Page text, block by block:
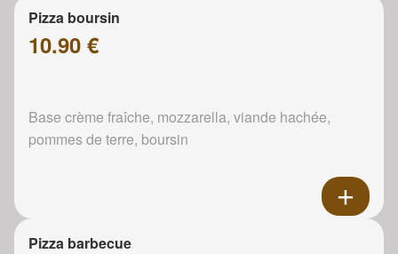
Pizza boursin
10.90 €
Base crème fraîche, mozzarella, viande hachée,
pommes de terre, boursin
Pizza barbecue